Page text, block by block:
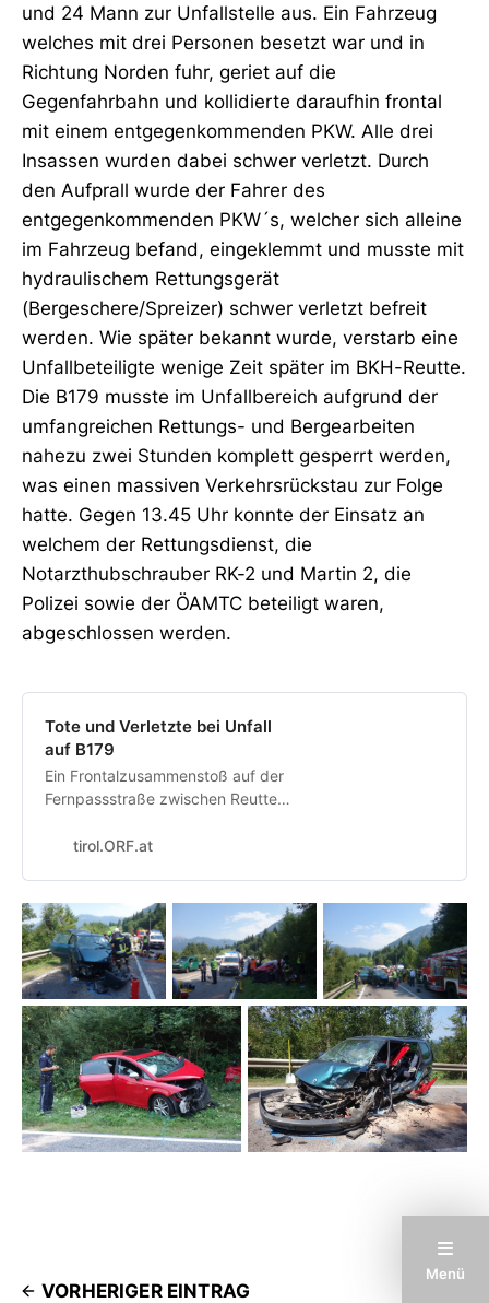
Menü
und 24 Mann zur Unfallstelle aus. Ein Fahrzeug
welches mit drei Personen besetzt war und in
Richtung Norden fuhr, geriet auf die
Gegenfahrbahn und kollidierte daraufhin frontal
mit einem entgegenkommenden PKW. Alle drei
Insassen wurden dabei schwer verletzt. Durch
den Aufprall wurde der Fahrer des
entgegenkommenden PKW´s, welcher sich alleine
im Fahrzeug befand, eingeklemmt und musste mit
hydraulischem Rettungsgerät
(Bergeschere/Spreizer) schwer verletzt befreit
werden. Wie später bekannt wurde, verstarb eine
Unfallbeteiligte wenige Zeit später im BKH-Reutte.
Die B179 musste im Unfallbereich aufgrund der
umfangreichen Rettungs- und Bergearbeiten
nahezu zwei Stunden komplett gesperrt werden,
was einen massiven Verkehrsrückstau zur Folge
hatte. Gegen 13.45 Uhr konnte der Einsatz an
welchem der Rettungsdienst, die
Notarzthubschrauber RK-2 und Martin 2, die
Polizei sowie der ÖAMTC beteiligt waren,
abgeschlossen werden.
Tote und Verletzte bei Unfall
auf B179
Ein Frontalzusammenstoß auf der
Fernpassstraße zwischen Reutte
ein Todesopfer und drei
war auf die Gegenfahrbahn
geraten.
tirol.ORF.at
VORHERIGER EINTRAG